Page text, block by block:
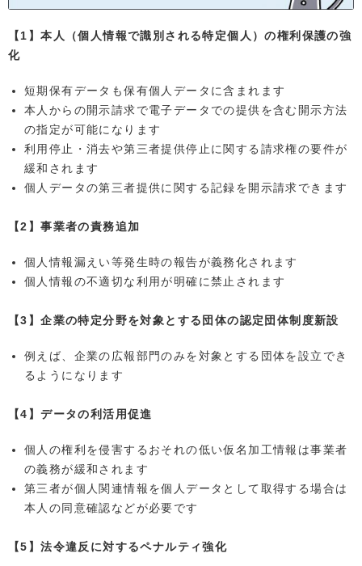
【1】本人（個人情報で識別される特定個人）の権利保護の強
化
短期保有データも保有個人データに含まれます
本人からの開示請求で電子データでの提供を含む開示方法
の指定が可能になります
利用停止・消去や第三者提供停止に関する請求権の要件が
緩和されます
個人データの第三者提供に関する記録を開示請求できます
【2】事業者の責務追加
個人情報漏えい等発生時の報告が義務化されます
個人情報の不適切な利用が明確に禁止されます
【3】企業の特定分野を対象とする団体の認定団体制度新設
例えば、企業の広報部門のみを対象とする団体を設立でき
るようになります
【4】データの利活用促進
個人の権利を侵害するおそれの低い仮名加工情報は事業者
の義務が緩和されます
第三者が個人関連情報を個人データとして取得する場合は
本人の同意確認などが必要です
【5】法令違反に対するペナルティ強化